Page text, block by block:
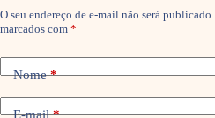
O seu endereço de e-mail não será publicado.
marcados com *
Nome*
E-mail*